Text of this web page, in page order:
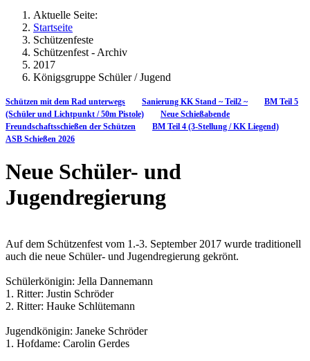
Aktuelle Seite:
Startseite
Schützenfeste
Schützenfest - Archiv
2017
Königsgruppe Schüler / Jugend
Schützen mit dem Rad unterwegs Sanierung KK Stand ~ Teil2 ~
BM Teil 5
(Schüler und Lichtpunkt / 50m Pistole)
Neue Schießabende
Freundschaftsschießen der Schützen
BM Teil 4 (3-Stellung / KK Liegend)
ASB Schießen 2026
Neue Schüler- und
Jugendregierung
Auf dem Schützenfest vom 1.-3. September 2017 wurde traditionell
auch die neue Schüler- und Jugendregierung gekrönt.
Schülerkönigin: Jella Dannemann
1. Ritter: Justin Schröder
2. Ritter: Hauke Schlütemann
Jugendkönigin: Janeke Schröder
1. Hofdame: Carolin Gerdes